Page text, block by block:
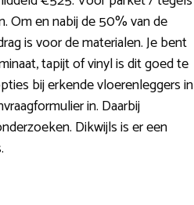
Om en nabij de 50% van de
is voor de materialen. Je bent
tapijt of vinyl is dit goed te
bij erkende vloerenleggers in
in. Daarbij
Dikwijls is er een